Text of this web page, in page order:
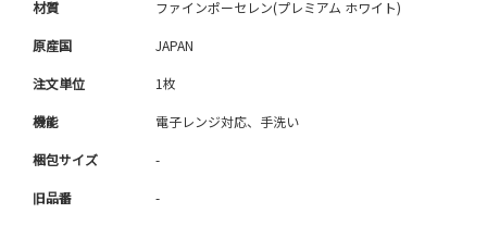
材質 ファインポーセレン(プレミアム ホワイト)
原産国 JAPAN
注文単位 1枚
機能 電子レンジ対応、手洗い
梱包サイズ -
旧品番 -